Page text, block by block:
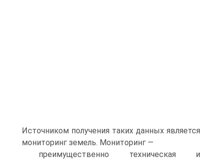
Источником получения таких данных является
мониторинг земель. Мониторинг —
преимущественно техническая и